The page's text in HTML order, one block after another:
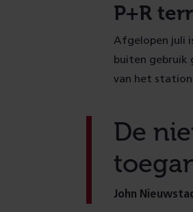
P+R
Afgelopen juli
buiten gebruik
van het
De
John